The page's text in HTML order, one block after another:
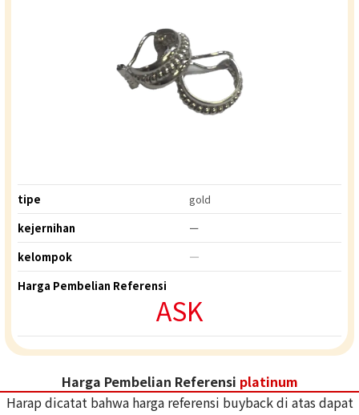
tipe
gold
kejernihan
ー
kelompok
―
Harga Pembelian Referensi
ASK
Harga Pembelian Referensi platinum
Harap dicatat bahwa harga referensi buyback di atas dapat